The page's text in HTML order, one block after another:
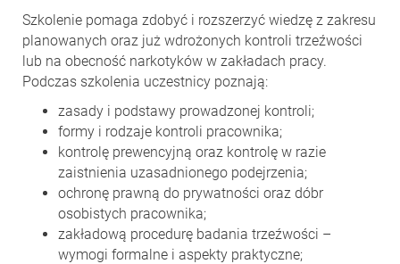
Szkolenie pomaga zdobyć i rozszerzyć wiedzę z zakresu
planowanych oraz już wdrożonych kontroli trzeźwości
lub na obecność narkotyków w zakładach pracy.
Podczas szkolenia uczestnicy poznają:
zasady i podstawy prowadzonej kontroli;
formy i rodzaje kontroli pracownika;
kontrolę prewencyjną oraz kontrolę w razie
zaistnienia uzasadnionego podejrzenia;
ochronę prawną do prywatności oraz dóbr
osobistych pracownika;
zakładową procedurę badania trzeźwości –
wymogi formalne i aspekty praktyczne;